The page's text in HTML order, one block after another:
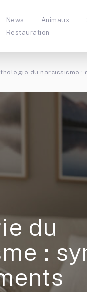
News Animaux
Restauration
du narcissisme
du
: